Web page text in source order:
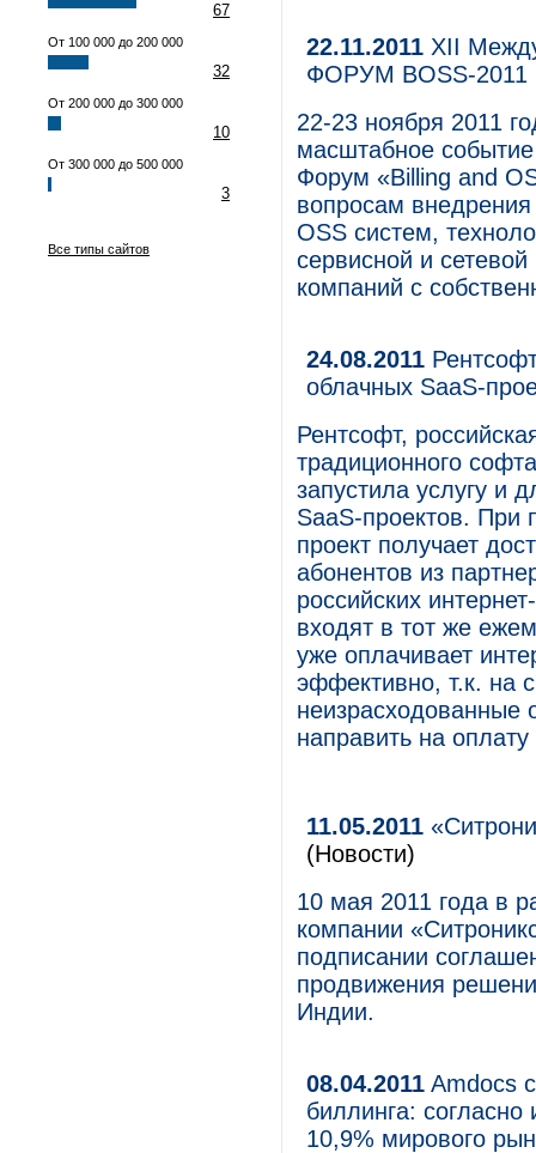
67
От 100 000 до 200 000
32
От 200 000 до 300 000
10
От 300 000 до 500 000
3
Все типы сайтов
22.11.2011 XII
ФОРУМ BOSS-2011
22-23 ноября 2011
масштабное
Форум «Billing and
вопросам
OSS систем,
сервисной и
компаний с
24.08.2011
облачных SaaS-
Рентсофт,
традиционного
запустила услугу и
SaaS-проектов. При
проект получает
абонентов из
российских
входят в тот же
уже оплачивает
эффективно, т.к. на
неизрасходованные
направить на
11.05.2011
(Новости)
10 мая 2011 года в
компании
подписании
продвижения
Индии.
08.04.2011 Amdocs
биллинга:
10,9% мирового